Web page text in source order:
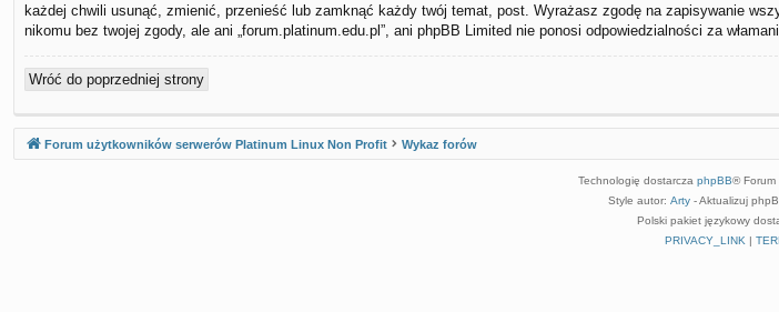
każdej chwili usunąć, zmienić, przenieść lub zamknąć każdy twój temat, post. Wyrażasz zgodę na zapisywanie
nikomu bez twojej zgody, ale ani „forum.platinum.edu.pl”, ani phpBB Limited nie ponosi odpowiedzialności za
Wróć do poprzedniej strony
Forum użytkowników serwerów Platinum Linux Non Profit Wykaz forów
Technologię dostarcza phpBB® Forum
Style autor: Arty - Aktualizuj
Polski pakiet językowy
PRIVACY_LINK |